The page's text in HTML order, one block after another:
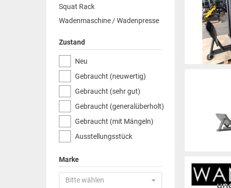
Squat Rack
Wadenmaschine / Wadenpresse
Zustand
Neu
Gebraucht (neuwertig)
Gebraucht (sehr gut)
Gebraucht (generalüberholt)
Gebraucht (mit Mängeln)
Ausstellungsstück
Marke
Bitte wählen